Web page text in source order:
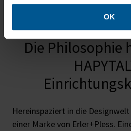
gesammelt haben.
OK
Die Philosophie
Hereinspaziert in die Designwelt
einer Marke von Erler+Pless.